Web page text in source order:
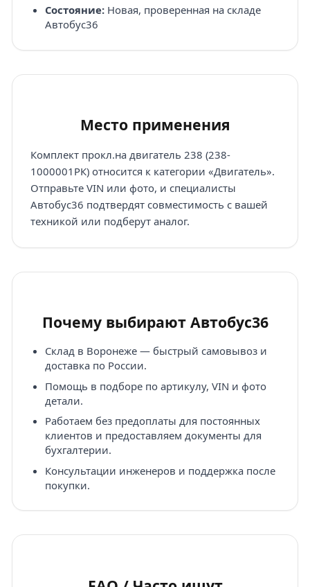
Состояние:Новая, проверенная на складе
Автобус36
Место применения
Комплект прокл.на двигатель 238 (238-
1000001РК) относится к категории «Двигатель».
Отправьте VIN или фото, и специалисты
Автобус36 подтвердят совместимость с вашей
техникой или подберут аналог.
Почему выбирают Автобус36
Склад в Воронеже — быстрый самовывоз и
доставка по России.
Помощь в подборе по артикулу, VIN и фото
детали.
Работаем без предоплаты для постоянных
клиентов и предоставляем документы для
бухгалтерии.
Консультации инженеров и поддержка после
покупки.